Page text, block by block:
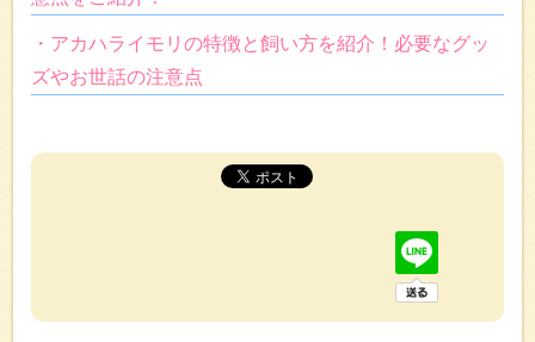
・アカハライモリの特徴と飼い方を紹介！必要なグッ
ズやお世話の注意点